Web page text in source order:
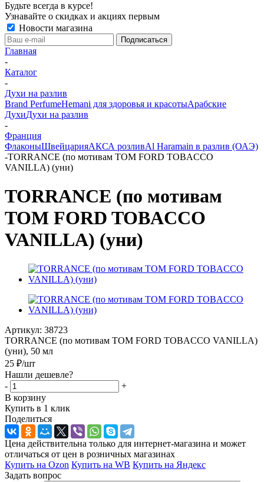
Будьте всегда в курсе!
Узнавайте о скидках и акциях первым
Новости магазина
Главная
-
Каталог
-
Духи на разлив
Brand PerfumeHemani для здоровья и красотыАрабские
ДухиДухи на разлив
-
Франция
ФлаконыШвейцарияАКСА розливAl Haramain в разлив (ОАЭ)
-TORRANCE (по мотивам TOM FORD TOBACCO
VANILLA) (уни)
TORRANCE (по мотивам
TOM FORD TOBACCO
VANILLA) (уни)
Артикул: 38723
TORRANCE (по мотивам TOM FORD TOBACCO VANILLA)
(уни), 50 мл
25 ₽/шт
Нашли дешевле?
-
+
В корзину
Купить в 1 клик
Поделиться
Цена действительна только для интернет-магазина и может
отличаться от цен в розничных магазинах
Купить на Ozon Купить на WB Купить на Яндекс
Задать вопрос